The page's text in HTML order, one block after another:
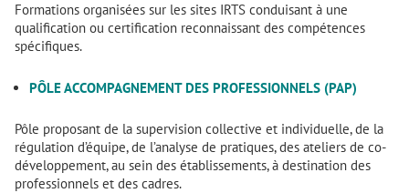
Formations organisées sur les sites IRTS conduisant à une
qualification ou certification reconnaissant des compétences
spécifiques.
PÔLE ACCOMPAGNEMENT DES PROFESSIONNELS (PAP)
Pôle proposant de la supervision collective et individuelle, de la
régulation d’équipe, de l’analyse de pratiques, des ateliers de co-
développement, au sein des établissements, à destination des
professionnels et des cadres.